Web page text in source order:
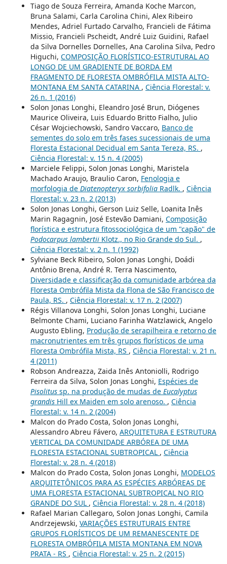
Tiago de Souza Ferreira, Amanda Koche Marcon,
Bruna Salami, Carla Carolina Chini, Alex Ribeiro
Mendes, Adriel Furtado Carvalho, Francieli de Fátima
Missio, Francieli Pscheidt, André Luiz Guidini, Rafael
da Silva Dornelles Dornelles, Ana Carolina Silva, Pedro
Higuchi, COMPOSIÇÃO FLORÍSTICO-ESTRUTURAL AO
LONGO DE UM GRADIENTE DE BORDA EM
FRAGMENTO DE FLORESTA OMBRÓFILA MISTA ALTO-
MONTANA EM SANTA CATARINA , Ciência Florestal: v.
26 n. 1 (2016)
Solon Jonas Longhi, Eleandro José Brun, Diógenes
Maurice Oliveira, Luis Eduardo Britto Fialho, Julio
César Wojciechowski, Sandro Vaccaro, Banco de
sementes do solo em três fases sucessionais de uma
Floresta Estacional Decidual em Santa Tereza, RS. ,
Ciência Florestal: v. 15 n. 4 (2005)
Marciele Felippi, Solon Jonas Longhi, Maristela
Machado Araujo, Braulio Caron, Fenologia e
morfologia de Diatenopteryx sorbifolia Radlk. , Ciência
Florestal: v. 23 n. 2 (2013)
Solon Jonas Longhi, Gerson Luiz Selle, Loanita Inês
Marin Ragagnin, José Estevão Damiani, Composição
florística e estrutura fitossociológica de um "capão" de
Podocarpus lambertiiKlotz., no Rio Grande do Sul. ,
Ciência Florestal: v. 2 n. 1 (1992)
Sylviane Beck Ribeiro, Solon Jonas Longhi, Doádi
Antônio Brena, André R. Terra Nascimento,
Diversidade e classificação da comunidade arbórea da
Floresta Ombrófila Mista da Flona de São Francisco de
Paula, RS. , Ciência Florestal: v. 17 n. 2 (2007)
Régis Villanova Longhi, Solon Jonas Longhi, Luciane
Belmonte Chami, Luciano Farinha Watzlawick, Angelo
Augusto Ebling, Produção de serapilheira e retorno de
macronutrientes em três grupos florísticos de uma
Floresta Ombrófila Mista, RS , Ciência Florestal: v. 21 n.
4 (2011)
Robson Andreazza, Zaida Inês Antoniolli, Rodrigo
Ferreira da Silva, Solon Jonas Longhi, Espécies de
Pisolitussp. na produção de mudas de Eucalyptus
grandisHill ex Maiden em solo arenoso. , Ciência
Florestal: v. 14 n. 2 (2004)
Malcon do Prado Costa, Solon Jonas Longhi,
Alessandro Abreu Fávero, ARQUITETURA E ESTRUTURA
VERTICAL DA COMUNIDADE ARBÓREA DE UMA
FLORESTA ESTACIONAL SUBTROPICAL , Ciência
Florestal: v. 28 n. 4 (2018)
Malcon do Prado Costa, Solon Jonas Longhi, MODELOS
ARQUITETÔNICOS PARA AS ESPÉCIES ARBÓREAS DE
UMA FLORESTA ESTACIONAL SUBTROPICAL NO RIO
GRANDE DO SUL , Ciência Florestal: v. 28 n. 4 (2018)
Rafael Marian Callegaro, Solon Jonas Longhi, Camila
Andrzejewski, VARIAÇÕES ESTRUTURAIS ENTRE
GRUPOS FLORÍSTICOS DE UM REMANESCENTE DE
FLORESTA OMBRÓFILA MISTA MONTANA EM NOVA
PRATA - RS , Ciência Florestal: v. 25 n. 2 (2015)